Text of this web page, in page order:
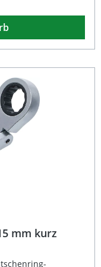
Einsatz in schwer
robustem Chrom-
durch seine
matte
von 16
im
16 mm, kurz,
mm kurz